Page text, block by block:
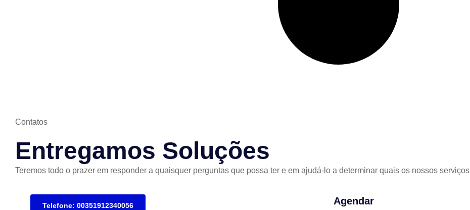
Contatos
Entregamos Soluções
Teremos todo o prazer em responder a quaisquer perguntas que possa ter e em ajudá-lo a determinar quais os nossos
Telefone: 00351912340056 Agendar